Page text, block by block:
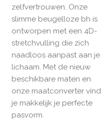
zelfvertrouwen. Onze
slimme beugelloze bh is
ontworpen met een 4D-
stretchvulling die zich
naadloos aanpast aan je
lichaam. Met de nieuw
beschikbare maten en
onze maatconverter vind
je makkelijk je perfecte
pasvorm.